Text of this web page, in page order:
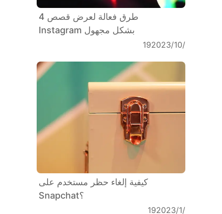
4 طرق فعالة لعرض قصص
Instagram بشكل مجهول
19‏/10‏/2023
كيفية إلغاء حظر مستخدم على
Snapchat؟
19‏/1‏/2023